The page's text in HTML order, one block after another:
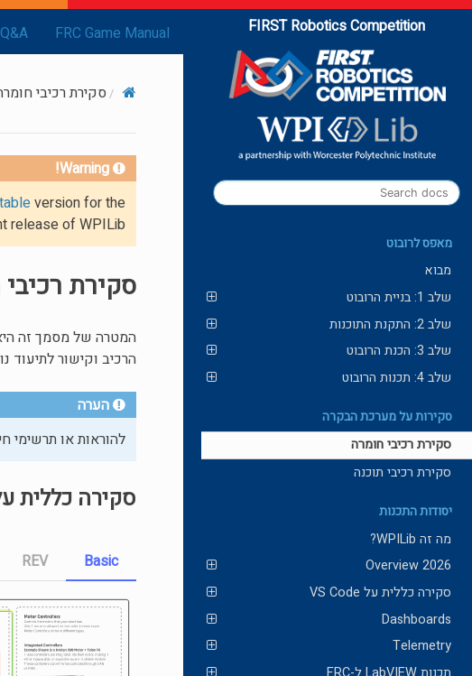
FRC Game Manual FIRST Robotics Competition
מאפס לרובוט
מבוא
שלב 1: בניית הרובוט
שלב 2: התקנת התוכנות
שלב 3: הכנת הרובוט
שלב 4: תכנות הרובוט
סקירות על מערכת הבקרה
סקירת רכיבי חומרה
סקירת רכיבי תוכנה
יסודות התכנות
מה זה WPILib?
2026 Overview
סקירה כללית על VS Code
Dashboards
Telemetry
סקירת רכיבי
Warning!
version for the
release of WPILib.
סקירת
הרכיב וקישור לתיעוד
הערה
להוראות או תרשימי
סקירה כללית
Basic
REV